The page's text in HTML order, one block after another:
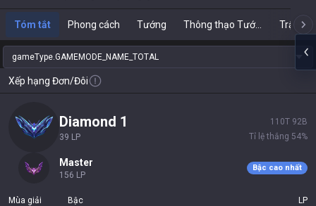
Tóm tắt Phong cách Tướng Thông thạo Tướng Trận
gameType.GAMEMODE_NAME_TOTAL
Xếp hạng Đơn/Đôi
diamond 1
39 LP
110T 92B
Tỉ lệ thắng 54%
master
156 LP
Bậc cao nhất
Mùa giải Bậc LP